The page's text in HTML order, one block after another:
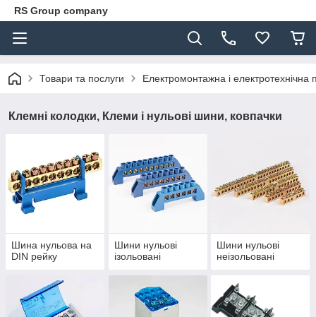
RS Group company
Товари та послуги Електромонтажна і електротехнічна
Клемні колодки, Клеми і нульові шини, ковпачки
Шина нульова на
DIN рейку
Шини нульові
ізольовані
Шини нульові
неізольовані